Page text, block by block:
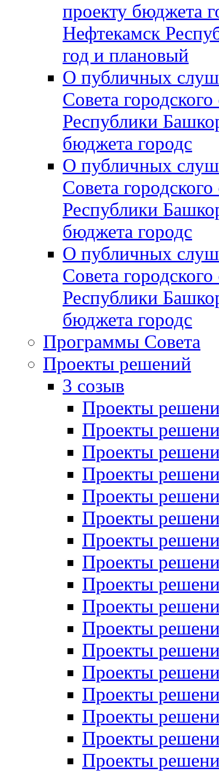
проекту бюджета
Нефтекамск
год и плановый
О публичных
Совета
Республики
бюджета городс
О публичных
Совета
Республики
бюджета городс
О публичных
Совета
Республики
бюджета городс
Программы Совета
Проекты решений
3 созыв
Проекты
Проекты
Проекты
Проекты
Проекты
Проекты
Проекты
Проекты
Проекты
Проекты
Проекты
Проекты
Проекты
Проекты
Проекты
Проекты
Проекты